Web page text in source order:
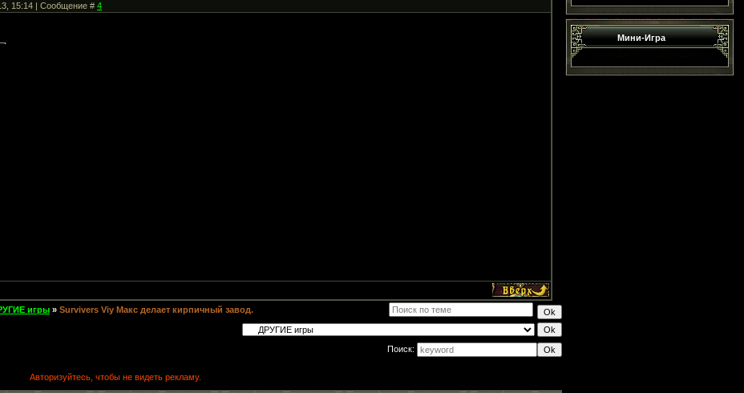
15:14 | Сообщение #4
игры » Survivers Viy Макс делает кирпичный завод.
Поиск:
Авторизуйтесь, чтобы не видеть рекламу.
Мини-Игра